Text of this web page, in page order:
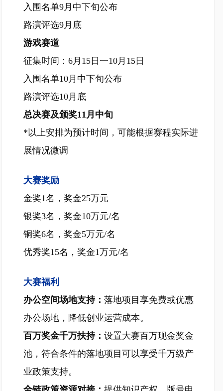
入围名单9月中下旬公布
路演评选9月底
游戏赛道
征集时间：6月15日一10月15日
入围名单10月中下旬公布
路演评选10月底
总决赛及颁奖11月中旬
*以上安排为预计时间，可能根据赛程实际进
展情况微调
大赛奖励
金奖1名，奖金25万元
银奖3名，奖金10万元/名
铜奖6名，奖金5万元/名
优秀奖15名，奖金1万元/名
大赛福利
办公空间场地支持： 落地项目享免费或优惠
办公场地，降低创业运营成本。
百万奖金千万扶持： 设置大赛百万现金奖金
池，符合条件的落地项目可以享受千万级产
业政策支持。